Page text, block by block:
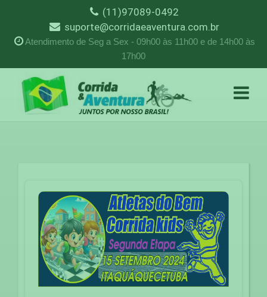
(11)97089-0492
suporte@corridaeaventura.com.br
Atendimento de Seg a Sex - 09h00 às 11h00 e de 14h00 às
17h00